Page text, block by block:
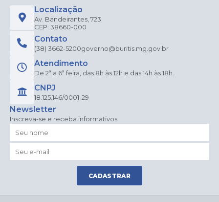
Localização
Av. Bandeirantes, 723
CEP: 38660-000
Contato
(38) 3662-5200governo@buritis.mg.gov.br
Atendimento
De 2ª a 6ª feira, das 8h às 12h e das 14h às 18h.
CNPJ
18.125.146/0001-29
Newsletter
Inscreva-se e receba informativos
CADASTRAR